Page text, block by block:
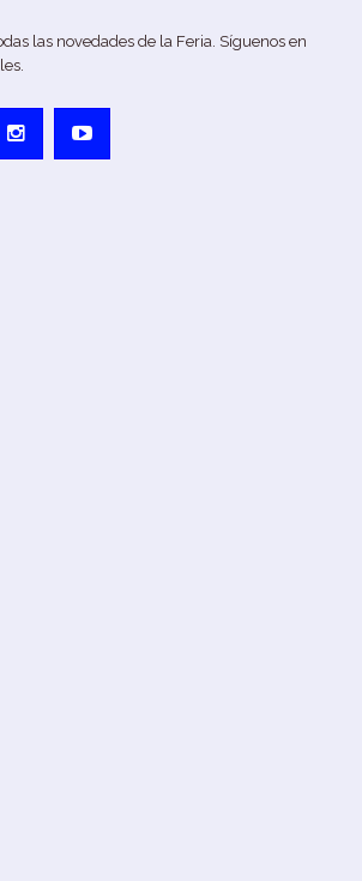
las novedades de la Feria. Síguenos en